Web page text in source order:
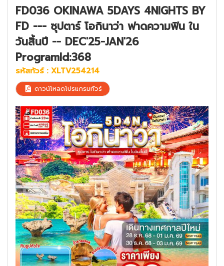
FD036 OKINAWA 5DAYS 4NIGHTS BY
FD --- ซุปตาร์ โอกินาว่า ฟาดความฟิน ใน
วันสิ้นปี -- DEC'25-JAN'26
ProgramId:368
รหัสทัวร์ : XLTV254214
ดาวน์โหลดโปรแกรมทัวร์